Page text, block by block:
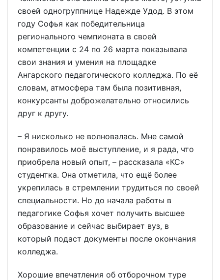
своей одногруппнице Надежде Удод. В этом
году Софья как победительница
регионального чемпионата в своей
компетенции с 24 по 26 марта показывала
свои знания и умения на площадке
Ангарского педагогического колледжа. По её
словам, атмосфера там была позитивная,
конкурсанты доброжелательно относились
друг к другу.
– Я нисколько не волновалась. Мне самой
понравилось моё выступление, и я рада, что
приобрела новый опыт, – рассказала «КС»
студентка. Она отметила, что ещё более
укрепилась в стремлении трудиться по своей
специальности. Но до начала работы в
педагогике Софья хочет получить высшее
образование и сейчас выбирает вуз, в
который подаст документы после окончания
колледжа.
Хорошие впечатления об отборочном туре